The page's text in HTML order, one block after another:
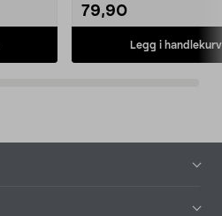
79,90
Legg i handlekurv